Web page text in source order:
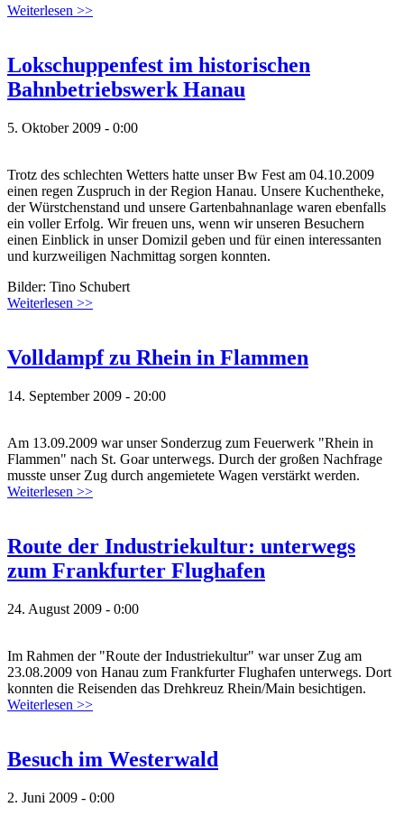
Weiterlesen >>
Lokschuppenfest im historischen
Bahnbetriebswerk Hanau
5. Oktober 2009 - 0:00
Trotz des schlechten Wetters hatte unser Bw Fest am 04.10.2009
einen regen Zuspruch in der Region Hanau. Unsere Kuchentheke,
der Würstchenstand und unsere Gartenbahnanlage waren ebenfalls
ein voller Erfolg. Wir freuen uns, wenn wir unseren Besuchern
einen Einblick in unser Domizil geben und für einen interessanten
und kurzweiligen Nachmittag sorgen konnten.
Bilder: Tino Schubert
Weiterlesen >>
Volldampf zu Rhein in Flammen
14. September 2009 - 20:00
Am 13.09.2009 war unser Sonderzug zum Feuerwerk "Rhein in
Flammen" nach St. Goar unterwegs. Durch der großen Nachfrage
musste unser Zug durch angemietete Wagen verstärkt werden.
Weiterlesen >>
Route der Industriekultur: unterwegs
zum Frankfurter Flughafen
24. August 2009 - 0:00
Im Rahmen der "Route der Industriekultur" war unser Zug am
23.08.2009 von Hanau zum Frankfurter Flughafen unterwegs. Dort
konnten die Reisenden das Drehkreuz Rhein/Main besichtigen.
Weiterlesen >>
Besuch im Westerwald
2. Juni 2009 - 0:00